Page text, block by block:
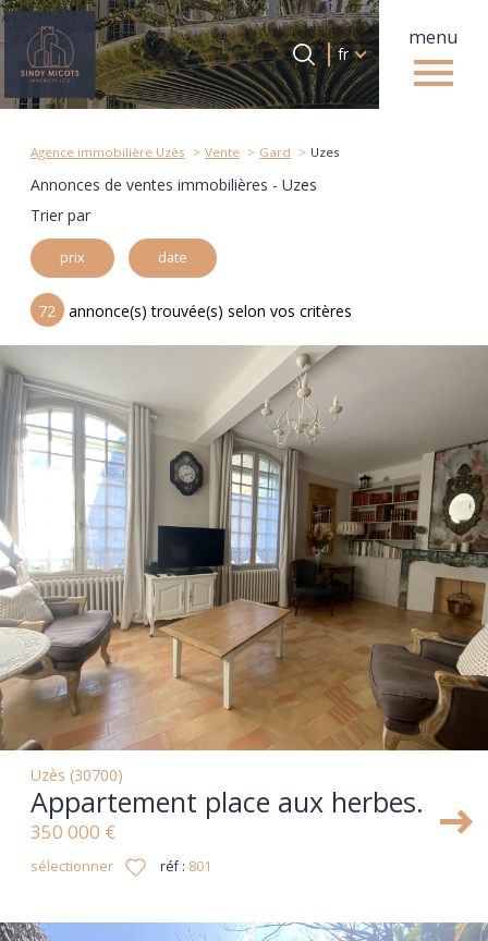
menu
Langue
fr
Accueil 0 Langue
fr
Agence immobilière Uzès Vente Gard Uzes
Annonces de ventes immobilières - Uzes
Trier par
prix date
72 annonce(s) trouvée(s) selon vos critères
Uzès (30700)
Appartement place aux herbes.
350 000 €
sélectionner réf : 801